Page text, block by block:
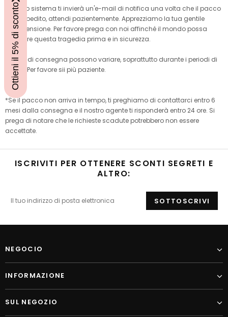
Il nostro sistema ti invierà un'e-mail di notifica una volta che il pacco
verrà spedito, attendi pazientemente. Apprezziamo la tua gentile
comprensione. Per favore prega con noi affinché il mondo possa
superare questa tragedia prima e in sicurezza.
I tempi di consegna possono variare, soprattutto durante i periodi di
punta. Per favore sii più paziente.
*Se il pacco non arriva in tempo, ti preghiamo di contattarci entro 6
mesi dalla consegna e il nostro agente ti risponderà entro 24 ore. Si
prega di notare che le richieste scadute potrebbero non essere
accettate.
ISCRIVITI PER OTTENERE SCONTI SEGRETI E
ALTRO:
NEGOCIO
INFORMAZIONE
SUL NEGOZIO
Ottieni il 5% di sconto